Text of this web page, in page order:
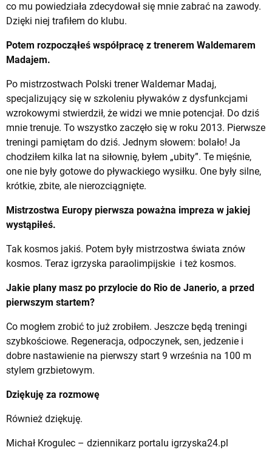
co mu powiedziała zdecydował się mnie zabrać na zawody.
Dzięki niej trafiłem do klubu.
Potem rozpocząłeś współpracę z trenerem Waldemarem
Madajem.
Po mistrzostwach Polski trener Waldemar Madaj,
specjalizujący się w szkoleniu pływaków z dysfunkcjami
wzrokowymi stwierdził, że widzi we mnie potencjał. Do dziś
mnie trenuje. To wszystko zaczęło się w roku 2013. Pierwsze
treningi pamiętam do dziś. Jednym słowem: bolało! Ja
chodziłem kilka lat na siłownię, byłem „ubity”. Te mięśnie,
one nie były gotowe do pływackiego wysiłku. One były silne,
krótkie, zbite, ale nierozciągnięte.
Mistrzostwa Europy pierwsza poważna impreza w jakiej
wystąpiłeś.
Tak kosmos jakiś. Potem były mistrzostwa świata znów
kosmos. Teraz igrzyska paraolimpijskie i też kosmos.
Jakie plany masz po przylocie do Rio de Janerio, a przed
pierwszym startem?
Co mogłem zrobić to już zrobiłem. Jeszcze będą treningi
szybkościowe. Regeneracja, odpoczynek, sen, jedzenie i
dobre nastawienie na pierwszy start 9 września na 100 m
stylem grzbietowym.
Dziękuję za rozmowę
Również dziękuję.
Michał Krogulec – dziennikarz portalu igrzyska24.pl